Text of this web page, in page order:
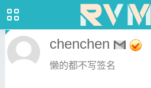
chenchen
懒的都不写签名